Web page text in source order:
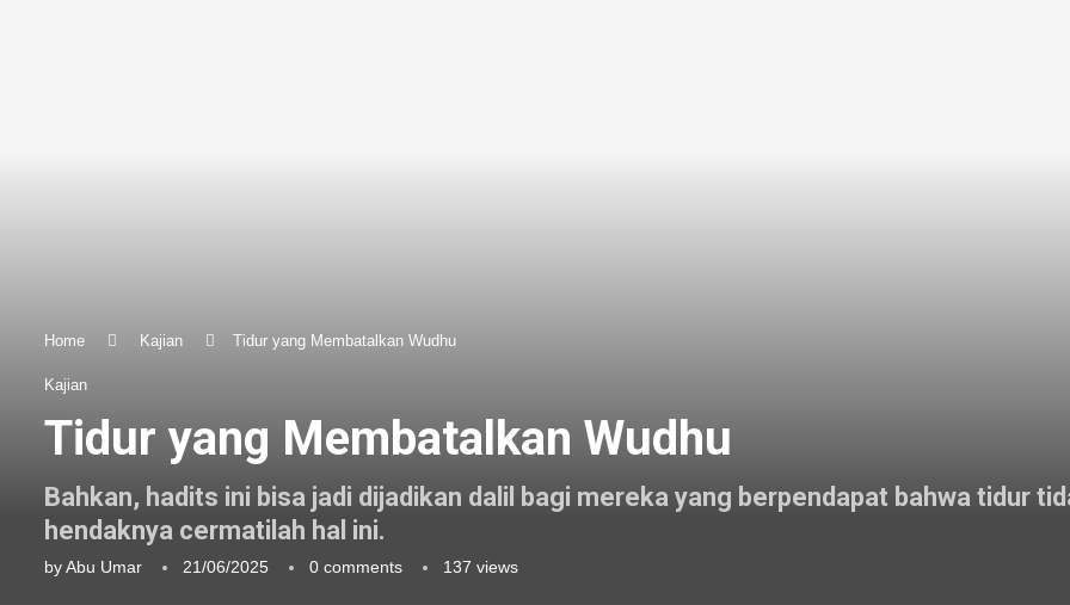
Home Kajian Tidur yang Membatalkan Wudhu
Kajian
Tidur yang Membatalkan Wudhu
Bahkan, hadits ini bisa jadi dijadikan dalil bagi mereka yang berpendapat bahwa tidur
hendaknya cermatilah hal ini.
byAbu Umar 21/06/2025 0 comments 137 views